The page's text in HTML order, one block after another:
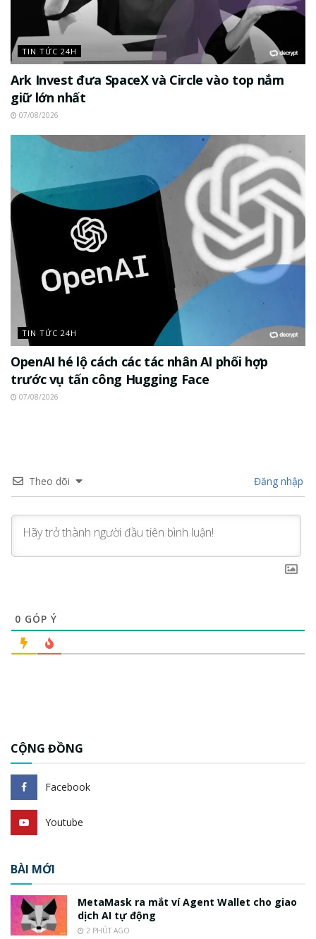
TIN TỨC 24H
Ark Invest đưa SpaceX và Circle vào top nắm
giữ lớn nhất
07/08/2026
TIN TỨC 24H
OpenAI hé lộ cách các tác nhân AI phối hợp
trước vụ tấn công Hugging Face
07/08/2026
Theo dõi Đăng nhập
0 GÓP Ý
CỘNG ĐỒNG
Facebook
Youtube
BÀI MỚI
MetaMask ra mắt ví Agent Wallet cho giao
dịch AI tự động
2 PHÚT AGO